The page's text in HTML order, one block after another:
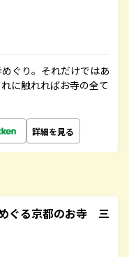
ぐり。それだけではあ
に触れればお寺の全て
詳細を見る
ぐる京都のお寺 三